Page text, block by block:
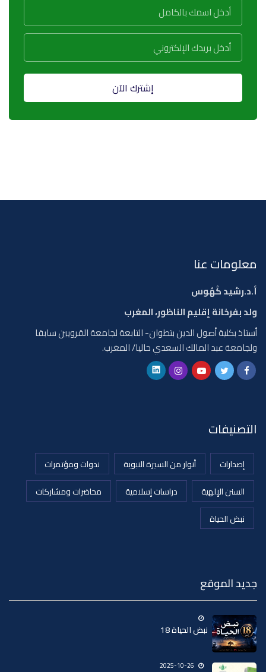
إشترك الآن
معلومات عنا
أ.د.رشيد كُهُوس
ولد بفرخانة إقليم الناظور، المغرب
أستاذ بكلية أصول الدين بتطوان- التابعة لجامعة القرويين سابقا
ولجامعة عبد المالك السعدي حاليا/ المغرب.
التصنيفات
إصدارات أنوار من السيرة النبوية
ندوات ومؤتمرات
السنن الإلهية
دراسات إسلامية
محاضرات ومشاركات
نبض الحياة
جديد الموقع
نبض الحياة 18
2025-10-26